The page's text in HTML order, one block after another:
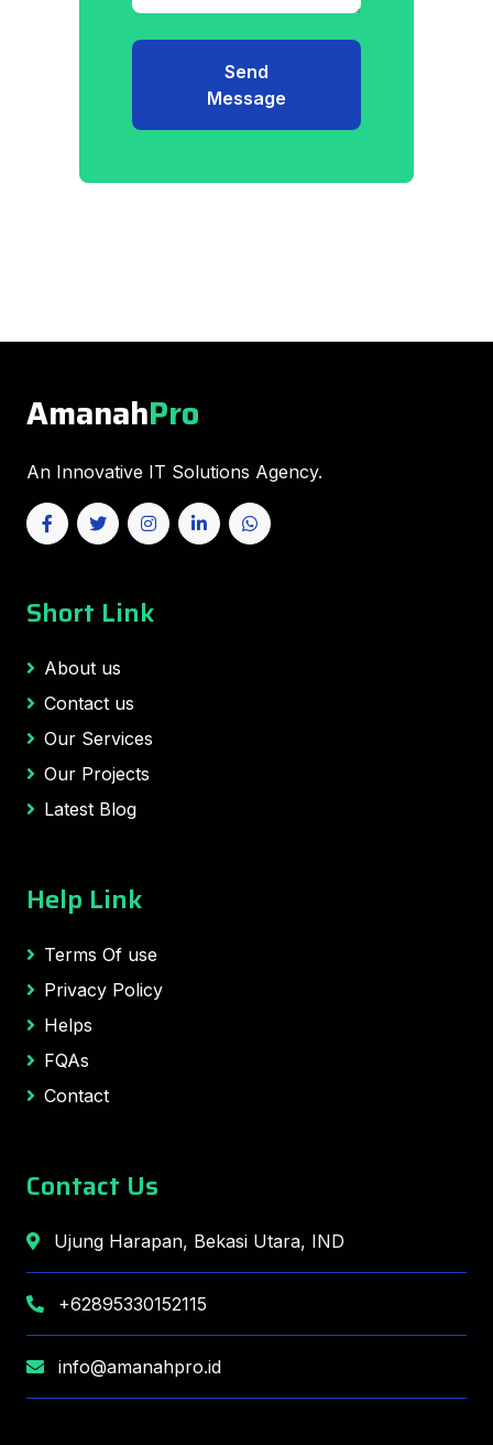
Send
Message
AmanahPro
An Innovative IT Solutions Agency.
Short Link
About us
Contact us
Our Services
Our Projects
Latest Blog
Help Link
Terms Of use
Privacy Policy
Helps
FQAs
Contact
Contact Us
Ujung Harapan, Bekasi Utara, IND
+62895330152115
info@amanahpro.id